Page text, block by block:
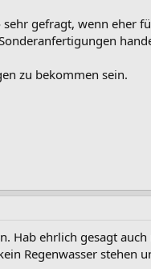
gefragt, wenn eher
zu bekommen sein.
Hab ehrlich gesagt
Regenwasser stehen